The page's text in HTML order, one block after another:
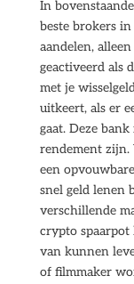
In
beste brokers
aandelen,
geactiveerd als
met je
uitkeert, als er
gaat. Deze
rendement zijn.
een
snel geld lenen
verschillende
crypto
van kunnen
of filmmaker